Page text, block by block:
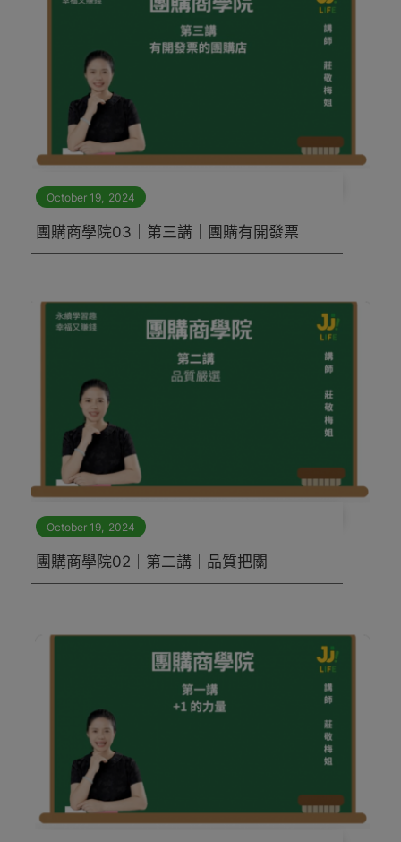
October 19, 2024
團購商學院03｜第三講｜團購有開發票
October 19 2024
團購商學院02｜第二講｜品質把關